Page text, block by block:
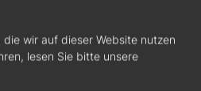
die wir auf dieser Website nutzen
lesen Sie bitte unsere